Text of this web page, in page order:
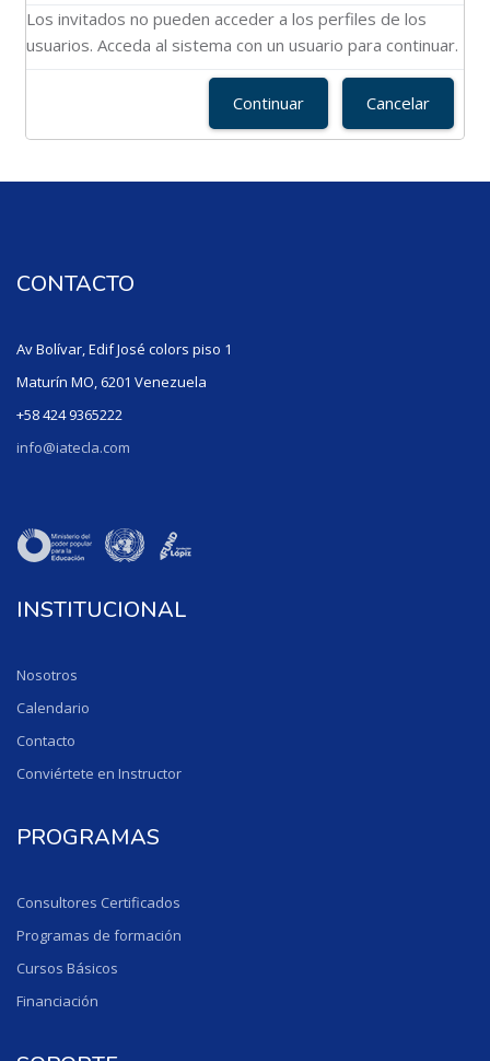
Los invitados no pueden acceder a los perfiles de los
usuarios. Acceda al sistema con un usuario para continuar.
Continuar Cancelar
CONTACTO
Av Bolívar, Edif José colors piso 1
Maturín MO, 6201 Venezuela
+58 424 9365222
info@iatecla.com
INSTITUCIONAL
Nosotros
Calendario
Contacto
Conviértete en Instructor
PROGRAMAS
Consultores Certificados
Programas de formación
Cursos Básicos
Financiación